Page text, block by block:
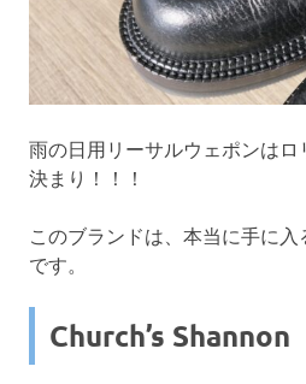
雨の日用リーサルウェポンは
決まり！！！
このブランドは、本当に手に
です。
Church’s Shannon